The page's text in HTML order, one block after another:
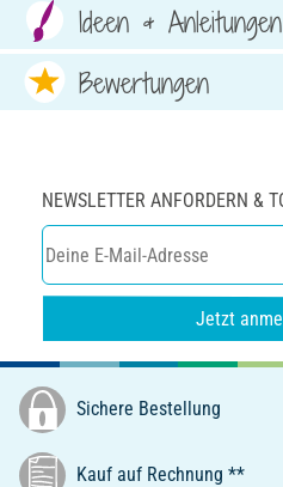
Ideen & Anleitungen
Bewertungen
NEWSLETTER ANFORDERN &
Jetzt
Sichere Bestellung
Kauf auf Rechnung **